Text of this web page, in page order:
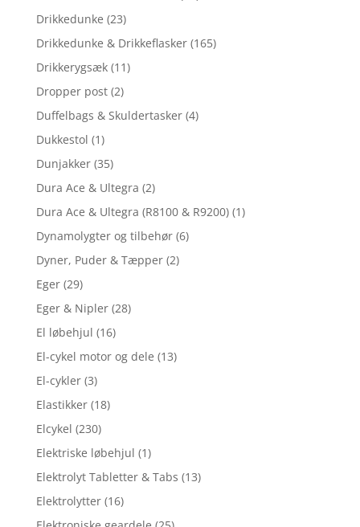
Drikkedunke (23)
Drikkedunke & Drikkeflasker (165)
Drikkerygsæk (11)
Dropper post (2)
Duffelbags & Skuldertasker (4)
Dukkestol (1)
Dunjakker (35)
Dura Ace & Ultegra (2)
Dura Ace & Ultegra (R8100 & R9200) (1)
Dynamolygter og tilbehør (6)
Dyner, Puder & Tæpper (2)
Eger (29)
Eger & Nipler (28)
El løbehjul (16)
El-cykel motor og dele (13)
El-cykler (3)
Elastikker (18)
Elcykel (230)
Elektriske løbehjul (1)
Elektrolyt Tabletter & Tabs (13)
Elektrolytter (16)